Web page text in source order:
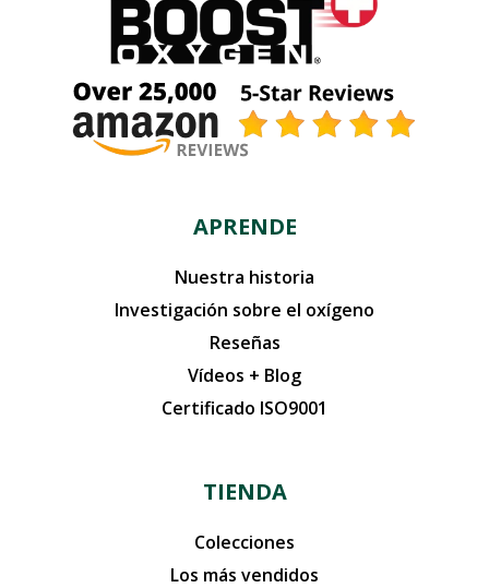
APRENDE
Nuestra historia
Investigación sobre el oxígeno
Reseñas
Vídeos + Blog
Certificado ISO9001
TIENDA
Colecciones
Los más vendidos